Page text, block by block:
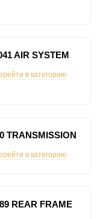
AIR SYSTEM
в категорию
TRANSMISSION
в категорию
REAR FRAME